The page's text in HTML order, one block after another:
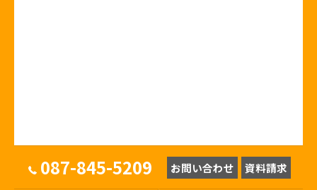
087-845-5209 お問い合わせ 資料請求